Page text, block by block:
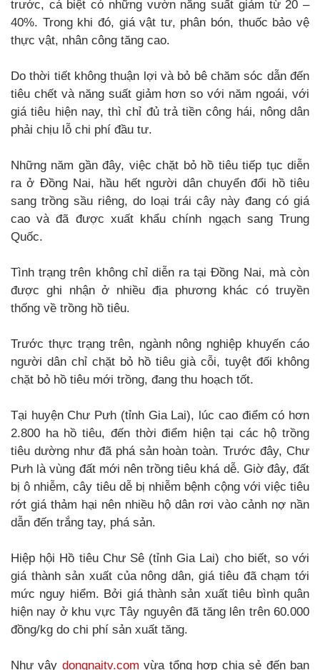
trước, cá biệt có những vườn năng suất giảm từ 20 –
40%. Trong khi đó, giá vật tư, phân bón, thuốc bảo vệ
thực vật, nhân công tăng cao.
Do thời tiết không thuận lợi và bỏ bê chăm sóc dẫn đến
tiêu chết và năng suất giảm hơn so với năm ngoái, với
giá tiêu hiện nay, thì chỉ đủ trả tiền công hái, nông dân
phải chịu lỗ chi phí đầu tư.
Những năm gần đây, việc chặt bỏ hồ tiêu tiếp tục diễn
ra ở Đồng Nai, hầu hết người dân chuyển đổi hồ tiêu
sang trồng sầu riêng, do loại trái cây này đang có giá
cao và đã được xuất khẩu chính ngạch sang Trung
Quốc.
Tình trạng trên không chỉ diễn ra tại Đồng Nai, mà còn
được ghi nhận ở nhiều địa phương khác có truyền
thống về trồng hồ tiêu.
Trước thực trạng trên, ngành nông nghiệp khuyến cáo
người dân chỉ chặt bỏ hồ tiêu già cỗi, tuyệt đối không
chặt bỏ hồ tiêu mới trồng, đang thu hoạch tốt.
Tại huyện Chư Pưh (tỉnh Gia Lai), lúc cao điểm có hơn
2.800 ha hồ tiêu, đến thời điểm hiện tại các hộ trồng
tiêu dường như đã phá sản hoàn toàn. Trước đây, Chư
Pưh là vùng đất mới nên trồng tiêu khá dễ. Giờ đây, đất
bị ô nhiễm, cây tiêu dễ bị nhiễm bệnh cộng với việc tiêu
rớt giá thảm hại nên nhiều hộ dân rơi vào cảnh nợ nần
dẫn đến trắng tay, phá sản.
Hiệp hội Hồ tiêu Chư Sê (tỉnh Gia Lai) cho biết, so với
giá thành sản xuất của nông dân, giá tiêu đã chạm tới
mức nguy hiểm. Bởi giá thành sản xuất tiêu bình quân
hiện nay ở khu vực Tây nguyên đã tăng lên trên 60.000
đồng/kg do chi phí sản xuất tăng.
Như vậy dongnaitv.com vừa tổng hợp chia sẻ đến bạn